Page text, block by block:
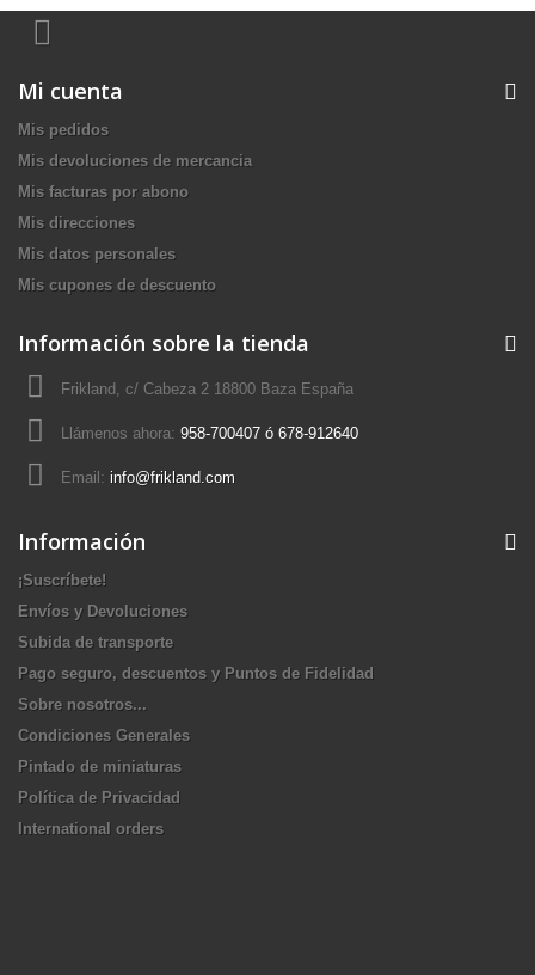
Mi cuenta
Mis pedidos
Mis devoluciones de mercancia
Mis facturas por abono
Mis direcciones
Mis datos personales
Mis cupones de descuento
Información sobre la tienda
Frikland, c/ Cabeza 2 18800 Baza España
Llámenos ahora: 958-700407 ó 678-912640
Email: info@frikland.com
Información
¡Suscríbete!
Envíos y Devoluciones
Subida de transporte
Pago seguro, descuentos y Puntos de Fidelidad
Sobre nosotros...
Condiciones Generales
Pintado de miniaturas
Política de Privacidad
International orders